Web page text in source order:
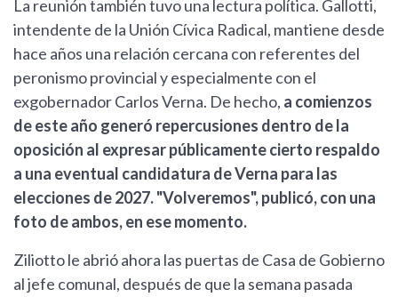
La reunión también tuvo una lectura política. Gallotti,
intendente de la Unión Cívica Radical, mantiene desde
hace años una relación cercana con referentes del
peronismo provincial y especialmente con el
exgobernador Carlos Verna. De hecho, a comienzos
de este año generó repercusiones dentro de la
oposición al expresar públicamente cierto respaldo
a una eventual candidatura de Verna para las
elecciones de 2027. "Volveremos", publicó, con una
foto de ambos, en ese momento.
Ziliotto le abrió ahora las puertas de Casa de Gobierno
al jefe comunal, después de que la semana pasada